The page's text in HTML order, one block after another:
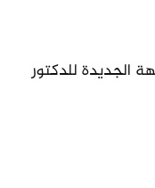
الجديدة للدكتور